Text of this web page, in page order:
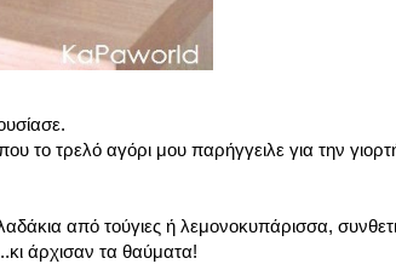
το τρελό αγόρι μου παρήγγειλε για την
από τούγιες ή λεμονοκυπάρισσα,
άρχισαν τα θαύματα!